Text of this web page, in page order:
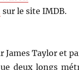
sur le site IMDB.
Taylor et
deux longs